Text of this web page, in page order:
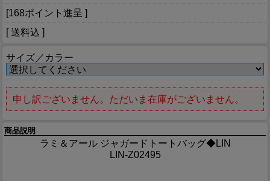
[168ポイント進呈 ]
[ 送料込 ]
サイズ／カラー
申し訳ございません。ただいま在庫がございません。
商品説明
ラミ＆アール ジャガードトートバッグ◆LIN
LIN-Z02495